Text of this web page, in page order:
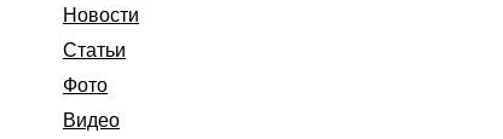
Новости
Статьи
Фото
Видео